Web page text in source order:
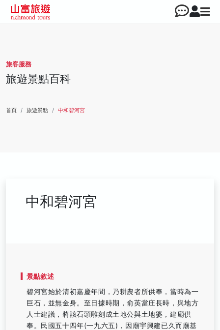
旅客服務
旅遊景點百科
首頁 旅遊景點 中和碧河宮
中和碧河宮
景點敘述
碧河宮始於清初嘉慶年間，乃耕農者所供奉，當時為一
巨石，並無金身。至日據時期，俞英當庄長時，與地方
人士建議，將該石頭雕刻成土地公與土地婆，建廟供
奉。民國五十四年(一九六五)，因廟宇興建已久而廟基